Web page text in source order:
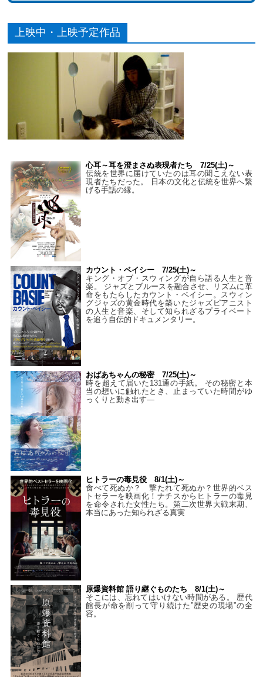
上映中・上映予定作品
心耳～耳を澄まさぬ表現者たち 7/25(土)～
伝統を世界に届けていたのは耳の聞こえない表
現者たちだった。 日本の文化と伝統を世界へ繋
げる手話の縁。
カウント・ベイシー 7/25(土)～
キング・オブ・スウィングが自ら語る人生と音
楽。 ジャズとブルースを融合させ、リズムに革
命をもたらしたカウント・ベイシー。スウィン
グジャズの黄金時代を築いたジャズピアニスト
の人生と音楽、そして知られざるプライベート
を追う自伝的ドキュメンタリー。
おばあちゃんの秘密 7/25(土)～
時を超えて届いた131通の手紙。 その秘密と本
当の想いに触れたとき、止まっていた時間がゆ
っくりと動き出す―
ヒトラーの毒見役 8/1(土)～
食べて死ぬか？ 撃たれて死ぬか？世界的ベス
トセラーを映画化！ナチスからヒトラーの毒見
を命令された女性たち。第二次世界大戦末期、
本当にあった知られざる真実
原爆資料館 語り継ぐものたち 8/1(土)～
そこには、忘れてはいけない時間がある。 歴代
館長が命を削って守り続けた”歴史の現場”の全
容。